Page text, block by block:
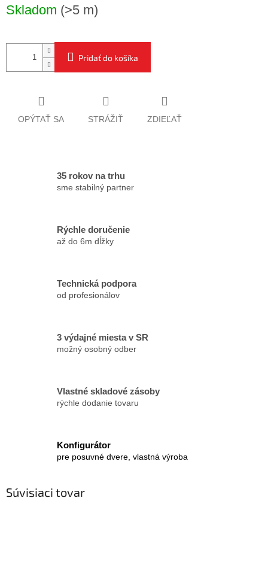
cena:
Skladom (>5 m)
Pridať do košíka
OPÝTAŤ SA STRÁŽIŤ ZDIEĽAŤ
35 rokov na trhu
sme stabilný partner
Rýchle doručenie
až do 6m dĺžky
Technická podpora
od profesionálov
3 výdajné miesta v SR
možný osobný odber
Vlastné skladové zásoby
rýchle dodanie tovaru
Konfigurátor
pre posuvné dvere, vlastná výroba
Súvisiaci tovar